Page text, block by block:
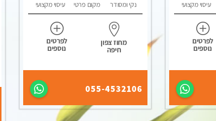
עיסוי מקצועי
לפרטים
נוספים
נקי ומסודר מקום פרטי עיסוי מקצועי
מחוז צפון
חיפה
לפרטים
נוספים
055-4532106